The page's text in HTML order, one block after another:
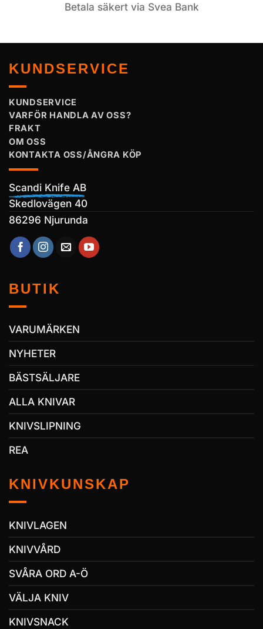
Betala säkert via Svea Bank
KUNDSERVICE
KUNDSERVICE
VARFÖR HANDLA AV OSS?
FRAKT
OM OSS
KONTAKTA OSS/ÅNGRA KÖP
Scandi Knife AB
Skedlovägen 40
86296 Njurunda
BUTIK
VARUMÄRKEN
NYHETER
BÄSTSÄLJARE
ALLA KNIVAR
KNIVSLIPNING
REA
KNIVKUNSKAP
KNIVLAGEN
KNIVVÅRD
SVÅRA ORD A-Ö
VÄLJA KNIV
KNIVSNACK